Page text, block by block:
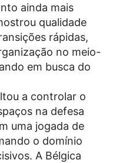
ainda mais
qualidade
rápidas,
no meio-
em busca do
a controlar o
na defesa
uma jogada de
o domínio
A Bélgica